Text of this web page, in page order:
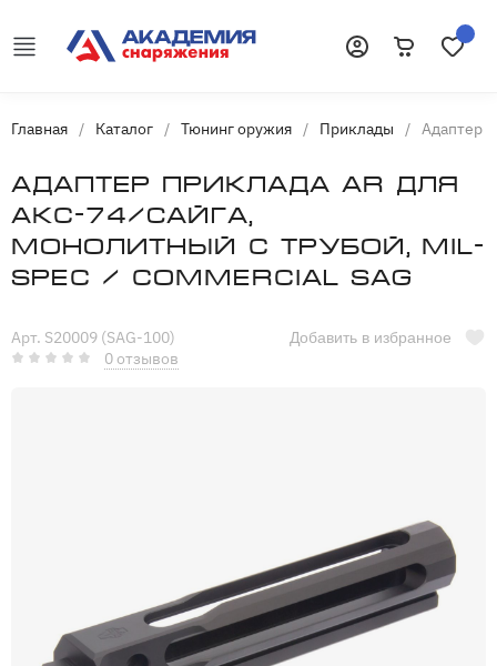
Главная / Каталог / Тюнинг оружия / Приклады / Адаптер
Адаптер приклада AR для
АКC-74/Сайга,
монолитный c трубой, Mil-
Spec / Commercial SAG
Арт. S20009 (SAG-100)
0 отзывов
Добавить в избранное